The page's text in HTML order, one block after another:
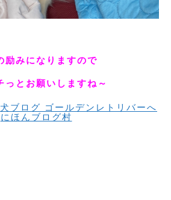
励みになりますので
っとお願いしますね～
にほんブログ村